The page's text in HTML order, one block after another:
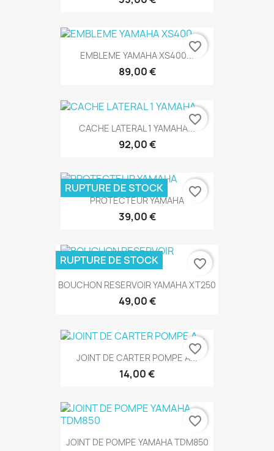
EMBLEME YAMAHA XS400...
89,00 €
favorite_border
CACHE LATERAL 1 YAMAHA...
92,00 €
favorite_border
PROTECTEUR YAMAHA
39,00 €
RUPTURE DE STOCK favorite_border
BOUCHON RESERVOIR YAMAHA XT250
49,00 €
RUPTURE DE STOCK favorite_border
JOINT DE CARTER POMPE A...
14,00 €
favorite_border
JOINT DE POMPE YAMAHA TDM850
favorite_border